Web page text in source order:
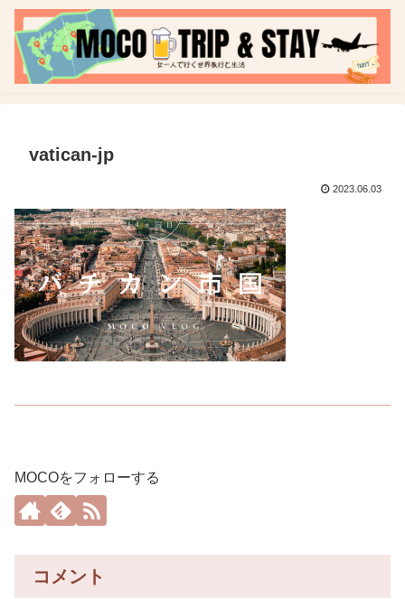
vatican-jp
2023.06.03
MOCOをフォローする
コメント